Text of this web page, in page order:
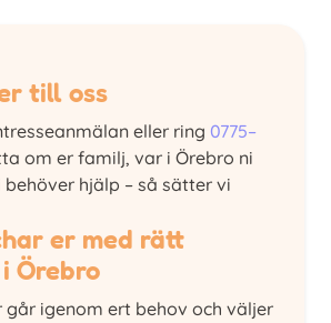
till oss
eller ring 0775–
om er familj, var i Örebro ni
behöver hjälp – så sätter vi
er med rätt
Örebro
går igenom ert behov och väljer